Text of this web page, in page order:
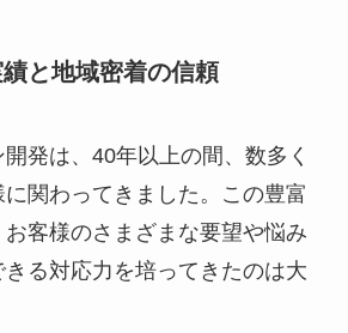
と地域密着の信頼
発は、40年以上の間、数多く
関わってきました。この豊富
客様のさまざまな要望や悩み
る対応力を培ってきたのは大